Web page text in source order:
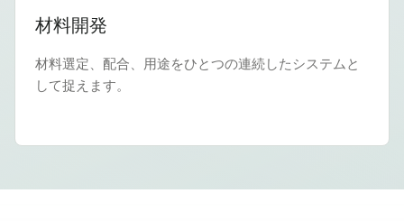
材料開発
材料選定、配合、用途をひとつの連続したシステムと
して捉えます。